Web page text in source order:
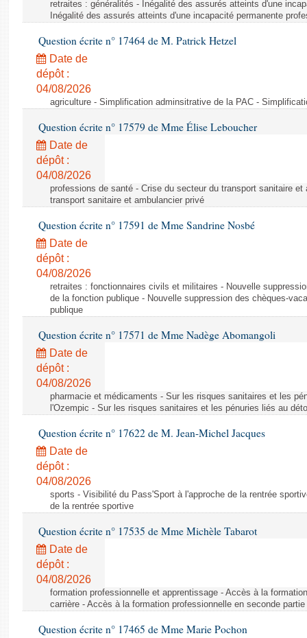
Baromètre de l’application des lois
Dossiers législatifs
Budget et sécurité sociale
Questions écrites et orales
Comptes rendus des débats
retraites : généralités - Inégalité des assurés atteints d'une
Inégalité des assurés atteints d'une incapacité permanente
Question écrite n° 17464 de M. Patrick Hetzel
Date de
dépôt :
04/08/2026
agriculture - Simplification adminsitrative de la PAC -
Question écrite n° 17579 de Mme Élise Leboucher
Date de
dépôt :
04/08/2026
professions de santé - Crise du secteur du transport sanitaire
transport sanitaire et ambulancier privé
Question écrite n° 17591 de Mme Sandrine Nosbé
Date de
dépôt :
04/08/2026
retraites : fonctionnaires civils et militaires - Nouvelle
de la fonction publique - Nouvelle suppression des chèques-
publique
Question écrite n° 17571 de Mme Nadège Abomangoli
Date de
dépôt :
04/08/2026
pharmacie et médicaments - Sur les risques sanitaires et les
l'Ozempic - Sur les risques sanitaires et les pénuries liés au
Question écrite n° 17622 de M. Jean-Michel Jacques
Date de
dépôt :
04/08/2026
sports - Visibilité du Pass'Sport à l'approche de la rentrée
de la rentrée sportive
Question écrite n° 17535 de Mme Michèle Tabarot
Date de
dépôt :
04/08/2026
formation professionnelle et apprentissage - Accès à la
carrière - Accès à la formation professionnelle en seconde partie
Question écrite n° 17465 de Mme Marie Pochon